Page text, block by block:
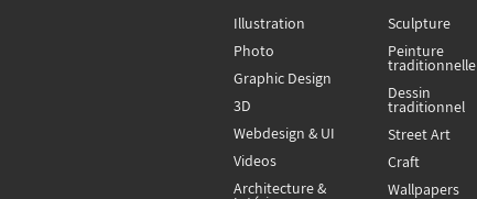
Illustration
Photo
Graphic Design
3D
Webdesign & UI
Videos
Architecture &
Sculpture
Peinture
traditionnelle
Dessin
traditionnel
Street Art
Craft
Wallpapers